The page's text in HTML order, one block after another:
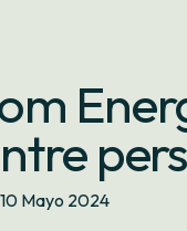
10 Mayo 2024